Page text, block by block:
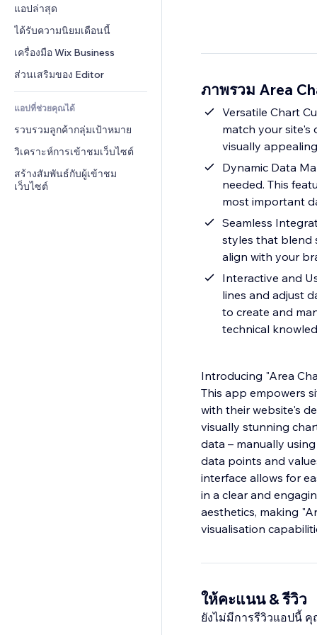
โซลูชันคลังสินค้า
การดรอปชิป
(Crowdfunding)
อาหาร & เครื่องดื่ม
PDF
การแชร์ไฟล์
ข่าว
เอฟเฟกต์รูปภาพ
ปุ่ม & เมนู
แบนเนอร์ & สัญลักษณ์
เครื่องคำนวน
ค้นหา
อากาศ
แผนภูมิ & ตาราง
แชต
หมายเหตุ
โทรศัพท์
ชุมชน
รีวิว & การรับรอง
CRM
แอปล่าสุด
ได้รับความนิยมเดือนนี้
เครื่องมือ Wix Business
ส่วนเสริมของ Editor
แอปที่ช่วยคุณได้
รวบรวมลูกค้ากลุ่มเป้าหมาย
วิเคราะห์การเข้าชมเว็บไซต์
สร้างสัมพันธ์กับผู้เข้าชม
เว็บไซต์
ภาพรวม Area
Versatile Chart
match your site's
visually
Dynamic Data
needed. This
most important
Seamless
styles that blend
align with your
Interactive and
lines and adjust
to create and
technical
Introducing "Area
This app empowers
with their website's
visually stunning
data – manually
data points and
interface allows for
in a clear and
aesthetics, making
visualisation
ให้คะแนน & รีวิว
ยังไม่มีการรีวิวแอปนี้